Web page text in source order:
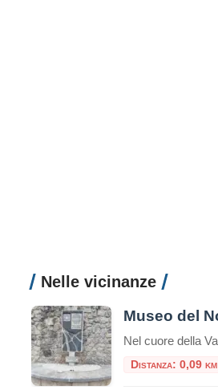
Nelle vicinanze
Distanza: 0,09 km